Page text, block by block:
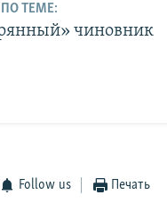
ТЕМЕ:
чиновник
Follow us Печать